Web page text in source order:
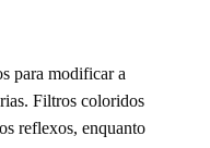
para modificar a
Filtros coloridos
reflexos, enquanto